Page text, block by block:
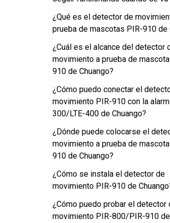
¿Qué es el detector de
prueba de mascotas PIR-910 de
¿Cuál es el alcance del detector
movimiento a prueba de
910 de Chuango?
¿Cómo puedo conectar el
movimiento PIR-910 con la
300/LTE-400 de Chuango?
¿Dónde puede colocarse el
movimiento a prueba de
910 de Chuango?
¿Cómo se instala el detector de
movimiento PIR-910 de
¿Cómo puedo probar el detector
movimiento PIR-800/PIR-910 de